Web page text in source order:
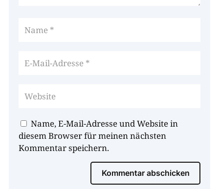
Name, E-Mail-Adresse und Website in
diesem Browser für meinen nächsten
Kommentar speichern.
Kommentar abschicken